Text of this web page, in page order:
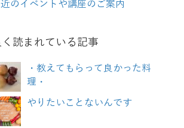
のイベントや講座のご案内
く読まれている記事
・教えてもらって良かった料
理・
やりたいことないんです